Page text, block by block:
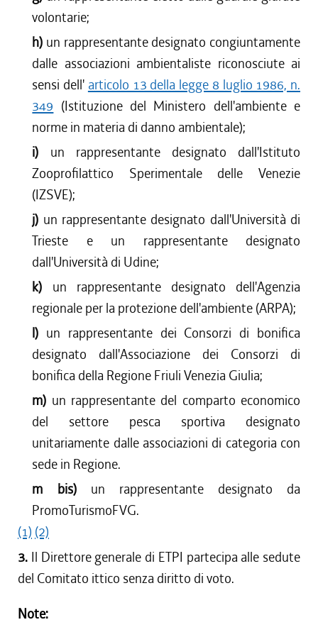
volontarie;
h) un rappresentante designato congiuntamente
dalle associazioni ambientaliste riconosciute ai
sensi dell' articolo 13 della legge 8 luglio 1986, n.
349 (Istituzione del Ministero dell'ambiente e
norme in materia di danno ambientale);
i) un rappresentante designato dall'Istituto
Zooprofilattico Sperimentale delle Venezie
(IZSVE);
j) un rappresentante designato dall'Università di
Trieste e un rappresentante designato
dall'Università di Udine;
k) un rappresentante designato dell'Agenzia
regionale per la protezione dell'ambiente (ARPA);
l) un rappresentante dei Consorzi di bonifica
designato dall'Associazione dei Consorzi di
bonifica della Regione Friuli Venezia Giulia;
m) un rappresentante del comparto economico
del settore pesca sportiva designato
unitariamente dalle associazioni di categoria con
sede in Regione.
m bis) un rappresentante designato da
PromoTurismoFVG.
(1) (2)
3. Il Direttore generale di ETPI partecipa alle sedute
del Comitato ittico senza diritto di voto.
Note: